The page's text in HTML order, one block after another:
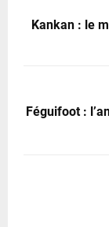
Kankan : le
Féguifoot :